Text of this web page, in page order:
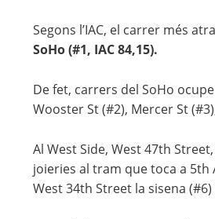
Segons l’IAC, el carrer més
SoHo (#1, IAC 84,15).
De fet, carrers del SoHo
Wooster St (#2), Mercer St
Al West Side, West 47th
joieries al tram que toca a 5th
West 34th Street la sisena